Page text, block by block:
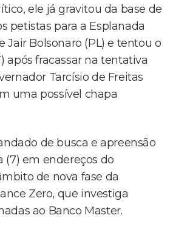
ele já gravitou da base de
petistas para a Esplanada
Jair Bolsonaro (PL) e tentou o
após fracassar na tentativa
Tarcísio de Freitas
uma possível chapa
de busca e apreensão
(7) em endereços do
de nova fase da
Zero, que investiga
ao Banco Master.